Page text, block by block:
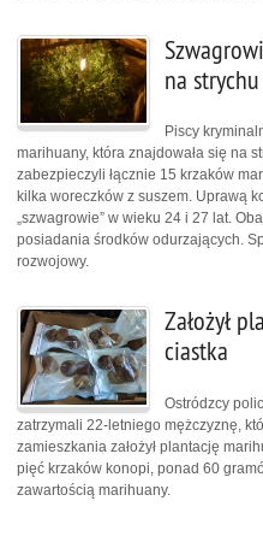
na
Piscy
marihuany, która znajdowała się na
zabezpieczyli łącznie 15 krzaków
kilka woreczków z suszem. Uprawą
„szwagrowie” w wieku 24 i 27 lat.
posiadania środków odurzających.
rozwojowy.
Założył
ciastka
Ostródzcy
zatrzymali 22-letniego mężczyznę,
zamieszkania założył plantację
pięć krzaków konopi, ponad 60
zawartością marihuany.